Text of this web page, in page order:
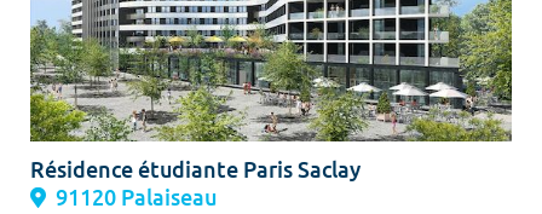
Résidence étudiante Paris Saclay
91120 Palaiseau